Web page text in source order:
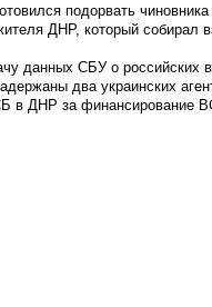
подорвать
ДНР, который собирал
данных СБУ о российских
два украинских
в ДНР за финансирование